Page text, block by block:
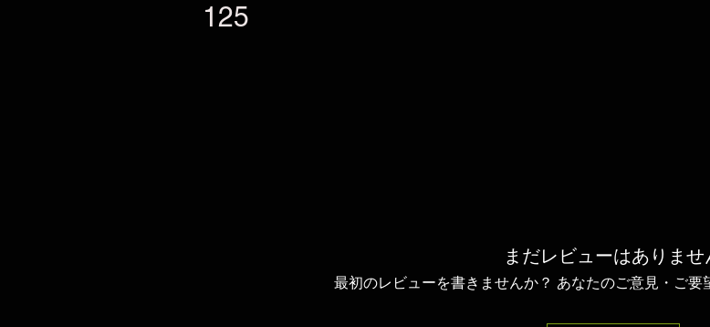
125
まだレビューはありませ
最初のレビューを書きませんか？ あなたのご意見・ご要